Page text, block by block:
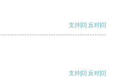
支持[0] 反对[0]
支持[0] 反对[0]